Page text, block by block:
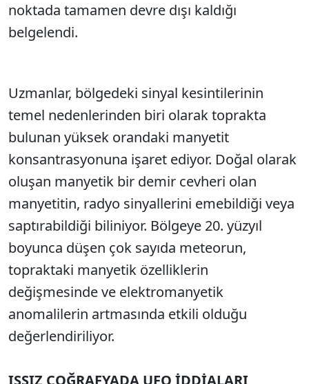
noktada tamamen devre dışı kaldığı
belgelendi.
Uzmanlar, bölgedeki sinyal kesintilerinin
temel nedenlerinden biri olarak toprakta
bulunan yüksek orandaki manyetit
konsantrasyonuna işaret ediyor. Doğal olarak
oluşan manyetik bir demir cevheri olan
manyetitin, radyo sinyallerini emebildiği veya
saptırabildiği biliniyor. Bölgeye 20. yüzyıl
boyunca düşen çok sayıda meteorun,
topraktaki manyetik özelliklerin
değişmesinde ve elektromanyetik
anomalilerin artmasında etkili olduğu
değerlendiriliyor.
ISSIZ COĞRAFYADA UFO İDDİALARI